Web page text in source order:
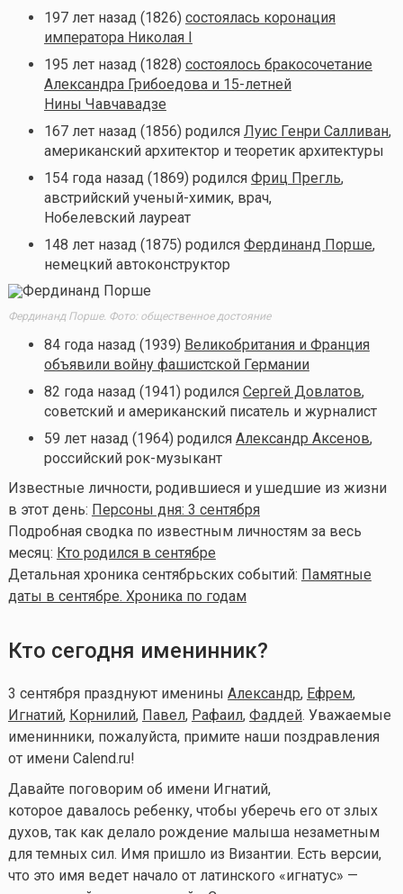
197 лет назад (1826) состоялась коронация
императора Николая I
195 лет назад (1828) состоялось бракосочетание
Александра Грибоедова и 15-летней
Нины Чавчавадзе
167 лет назад (1856) родился Луис Генри Салливан,
американский архитектор и теоретик архитектуры
154 года назад (1869) родился Фриц Прегль,
австрийский ученый-химик, врач,
Нобелевский лауреат
148 лет назад (1875) родился Фердинанд Порше,
немецкий автоконструктор
Фердинанд Порше. Фото: общественное достояние
84 года назад (1939) Великобритания и Франция
объявили войну фашистской Германии
82 года назад (1941) родился Сергей Довлатов,
советский и американский писатель и журналист
59 лет назад (1964) родился Александр Аксенов,
российский рок-музыкант
Известные личности, родившиеся и ушедшие из жизни
в этот день: Персоны дня: 3 сентября
Подробная сводка по известным личностям за весь
месяц: Кто родился в сентябре
Детальная хроника сентябрьских событий: Памятные
даты в сентябре. Хроника по годам
Кто сегодня именинник?
3 сентября празднуют именины Александр, Ефрем,
Игнатий, Корнилий, Павел, Рафаил, Фаддей. Уважаемые
именинники, пожалуйста, примите наши поздравления
от имени Calend.ru!
Давайте поговорим об имени Игнатий,
которое давалось ребенку, чтобы уберечь его от злых
духов, так как делало рождение малыша незаметным
для темных сил. Имя пришло из Византии. Есть версии,
что это имя ведет начало от латинского «игнатус» —